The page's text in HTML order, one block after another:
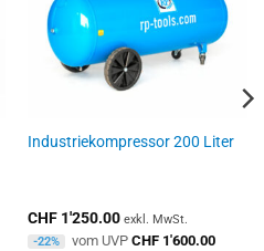
Industriekompressor 200 Liter
CHF1'250.00 exkl. MwSt.
-22%
vom UVP CHF1'600.00